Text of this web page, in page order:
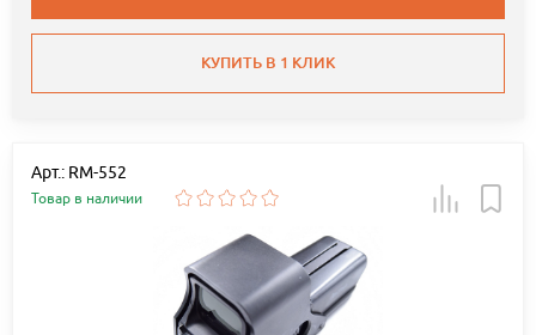
КУПИТЬ В 1 КЛИК
Арт.: RM-552
Товар в наличии